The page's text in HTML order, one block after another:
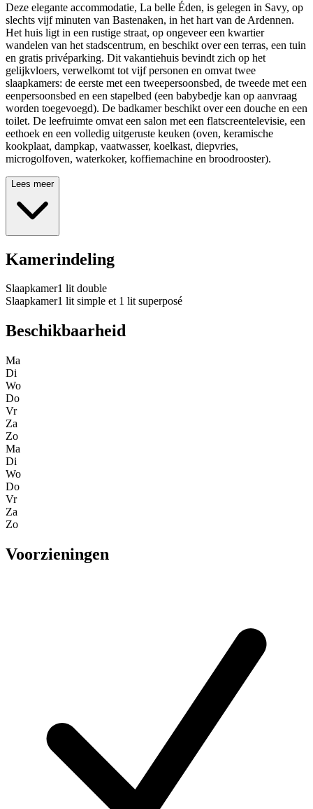
Deze elegante accommodatie, La belle Éden, is gelegen in Savy, op
slechts vijf minuten van Bastenaken, in het hart van de Ardennen.
Het huis ligt in een rustige straat, op ongeveer een kwartier
wandelen van het stadscentrum, en beschikt over een terras, een tuin
en gratis privéparking. Dit vakantiehuis bevindt zich op het
gelijkvloers, verwelkomt tot vijf personen en omvat twee
slaapkamers: de eerste met een tweepersoonsbed, de tweede met een
eenpersoonsbed en een stapelbed (een babybedje kan op aanvraag
worden toegevoegd). De badkamer beschikt over een douche en een
toilet. De leefruimte omvat een salon met een flatscreentelevisie, een
eethoek en een volledig uitgeruste keuken (oven, keramische
kookplaat, dampkap, vaatwasser, koelkast, diepvries,
microgolfoven, waterkoker, koffiemachine en broodrooster).
Lees meer
Kamerindeling
Slaapkamer1 lit double
Slaapkamer1 lit simple et 1 lit superposé
Beschikbaarheid
Ma
Di
Wo
Do
Vr
Za
Zo
Ma
Di
Wo
Do
Vr
Za
Zo
Voorzieningen